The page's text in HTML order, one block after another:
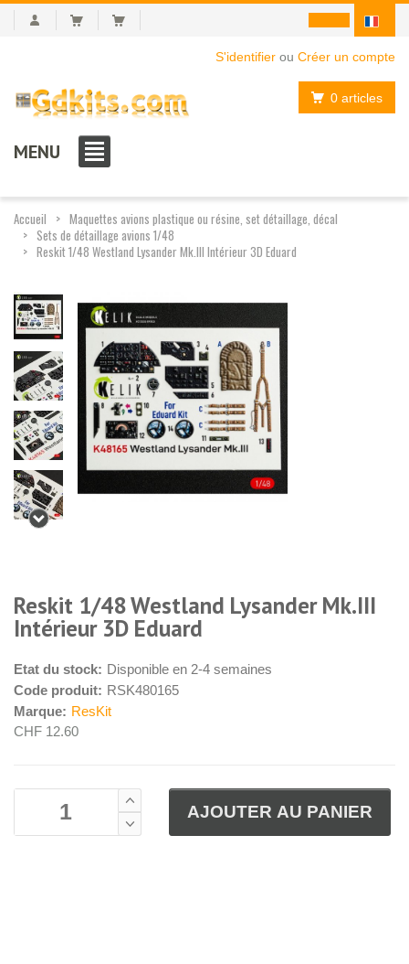
S'identifier ou Créer un compte
0 articles
MENU
Accueil
Maquettes avions plastique ou résine, set détaillage, décal
Sets de détaillage avions 1/48
Reskit 1/48 Westland Lysander Mk.III Intérieur 3D Eduard
Reskit 1/48 Westland Lysander Mk.III
Intérieur 3D Eduard
Etat du stock: Disponible en 2-4 semaines
Code produit: RSK480165
Marque: ResKit
CHF 12.60